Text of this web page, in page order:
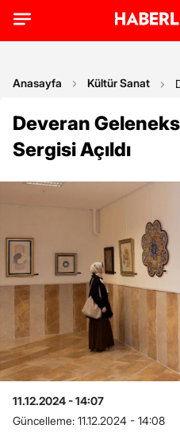
Anasayfa Kültür Sanat
Deveran
Sergisi Açıldı
11.12.2024 - 14:07
Güncelleme: 11.12.2024 - 14:08